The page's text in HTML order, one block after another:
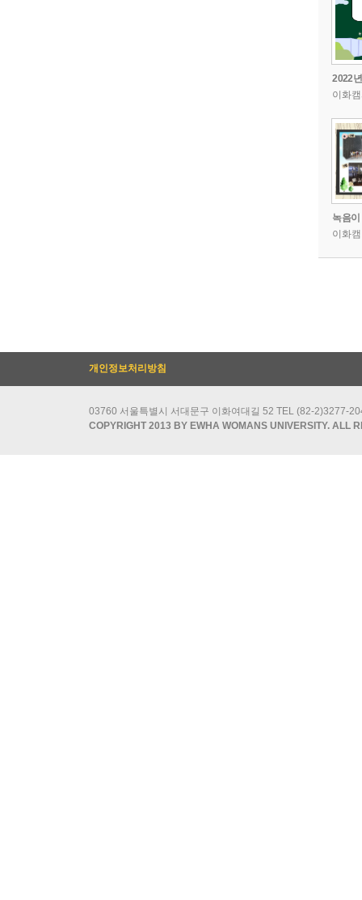
2022
이화
이화
개인정보처리방침
03760 서울특별시 서대문구 이화여대길 52 TEL (82-2)3277-
COPYRIGHT 2013 BY EWHA WOMANS UNIVERSITY. ALL